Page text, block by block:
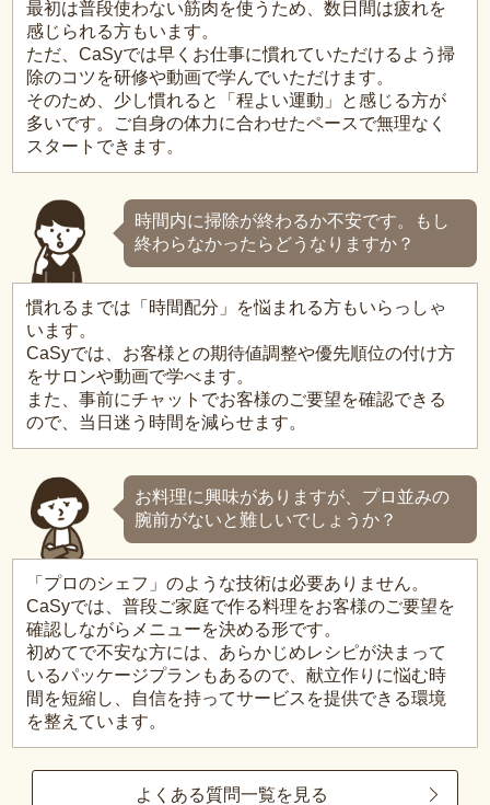
最初は普段使わない筋肉を使うため、数日間は疲れを
感じられる方もいます。
ただ、CaSyでは早くお仕事に慣れていただけるよう掃
除のコツを研修や動画で学んでいただけます。
そのため、少し慣れると「程よい運動」と感じる方が
多いです。ご自身の体力に合わせたペースで無理なく
スタートできます。
時間内に掃除が終わるか不安です。もし
終わらなかったらどうなりますか？
慣れるまでは「時間配分」を悩まれる方もいらっしゃ
います。
CaSyでは、お客様との期待値調整や優先順位の付け方
をサロンや動画で学べます。
また、事前にチャットでお客様のご要望を確認できる
ので、当日迷う時間を減らせます。
お料理に興味がありますが、プロ並みの
腕前がないと難しいでしょうか？
「プロのシェフ」のような技術は必要ありません。
CaSyでは、普段ご家庭で作る料理をお客様のご要望を
確認しながらメニューを決める形です。
初めてで不安な方には、あらかじめレシピが決まって
いるパッケージプランもあるので、献立作りに悩む時
間を短縮し、自信を持ってサービスを提供できる環境
を整えています。
よくある質問一覧を見る